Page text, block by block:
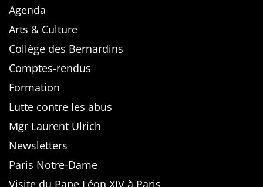
Agenda
Arts & Culture
Collège des Bernardins
Comptes-rendus
Formation
Lutte contre les abus
Mgr Laurent Ulrich
Newsletters
Paris Notre-Dame